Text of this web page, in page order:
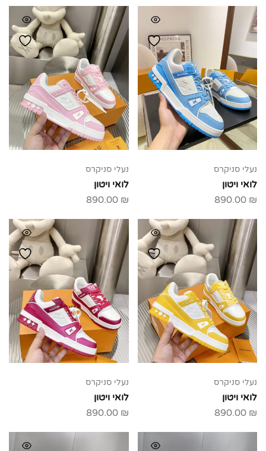
נעלי סניקרס
לואי ויטון
890.00 ₪
נעלי סניקרס
לואי ויטון
890.00 ₪
נעלי סניקרס
לואי ויטון
890.00 ₪
נעלי סניקרס
לואי ויטון
890.00 ₪